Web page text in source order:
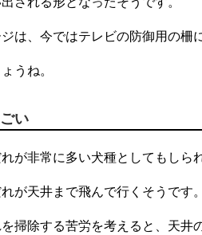
は、今ではテレビの防御用の柵
うね。
い
が非常に多い犬種としてもしら
が天井まで飛んで行くそうです。
掃除する苦労を考えると、天井